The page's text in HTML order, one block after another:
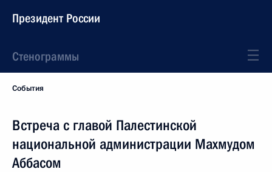
Президент России
Стенограммы
События
Встреча с главой Палестинской
национальной администрации Махмудом
Аббасом